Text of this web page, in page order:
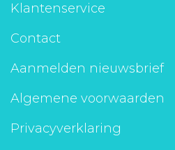
Klantenservice
Contact
Aanmelden nieuwsbrief
Algemene voorwaarden
Privacyverklaring